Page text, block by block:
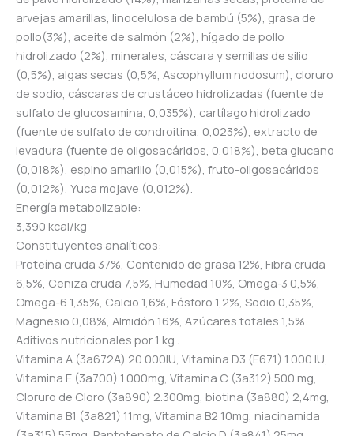
arvejas amarillas, linocelulosa de bambú (5%), grasa de
pollo(3%), aceite de salmón (2%), hígado de pollo
hidrolizado (2%), minerales, cáscara y semillas de silio
(0,5%), algas secas (0,5%, Ascophyllum nodosum), cloruro
de sodio, cáscaras de crustáceo hidrolizadas (fuente de
sulfato de glucosamina, 0,035%), cartílago hidrolizado
(fuente de sulfato de condroitina, 0,023%), extracto de
levadura (fuente de oligosacáridos, 0,018%), beta glucano
(0,018%), espino amarillo (0,015%), fruto-oligosacáridos
(0,012%), Yuca mojave (0,012%).
Energía metabolizable:
3,390 kcal/kg
Constituyentes analíticos:
Proteína cruda 37%, Contenido de grasa 12%, Fibra cruda
6,5%, Ceniza cruda 7,5%, Humedad 10%, Omega-3 0,5%,
Omega-6 1,35%, Calcio 1,6%, Fósforo 1,2%, Sodio 0,35%,
Magnesio 0,08%, Almidón 16%, Azúcares totales 1,5%.
Aditivos nutricionales por 1 kg.:
Vitamina A (3a672A) 20.000IU, Vitamina D3 (E671) 1.000 IU,
Vitamina E (3a700) 1.000mg, Vitamina C (3a312) 500 mg,
Cloruro de Cloro (3a890) 2.300mg, biotina (3a880) 2,4mg,
Vitamina B1 (3a821) 11mg, Vitamina B2 10mg, niacinamida